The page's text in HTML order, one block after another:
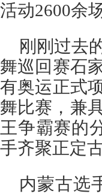
活动2600余
刚刚过去
舞巡回赛石
有奥运正式
舞比赛，兼
王争霸赛的
手齐聚正定
内蒙古选